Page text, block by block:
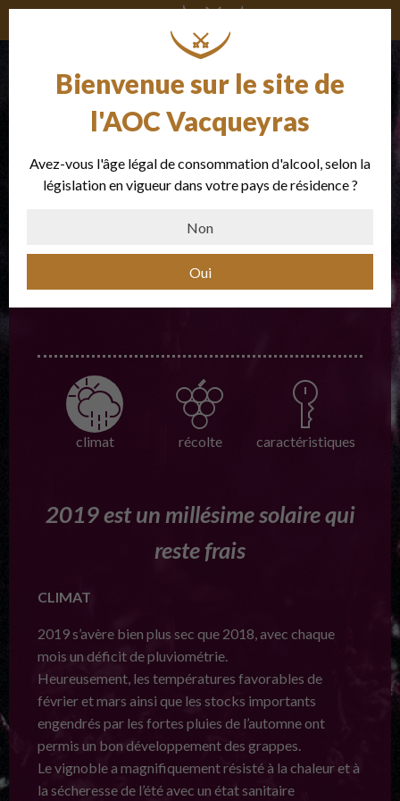
Les millésimes
2019
climat récolte caractéristiques
2019 est un millésime solaire qui
reste frais
CLIMAT
2019 s’avère bien plus sec que 2018, avec chaque
mois un déficit de pluviométrie.
Heureusement, les températures favorables de
février et mars ainsi que les stocks importants
engendrés par les fortes pluies de l’automne ont
permis un bon développement des grappes.
Le vignoble a magnifiquement résisté à la chaleur et à
la sécheresse de l’été avec un état sanitaire
Bienvenue sur le site de
l'AOC Vacqueyras
Avez-vous l'âge légal de consommation d'alcool, selon la
législation en vigueur dans votre pays de résidence ?
Non
Oui